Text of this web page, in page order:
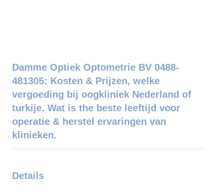
Damme Optiek Optometrie BV 0488-
481305: Kosten & Prijzen, welke
vergoeding bij oogkliniek Nederland of
turkije. Wat is the beste leeftijd voor
operatie & herstel ervaringen van
klinieken.
Details